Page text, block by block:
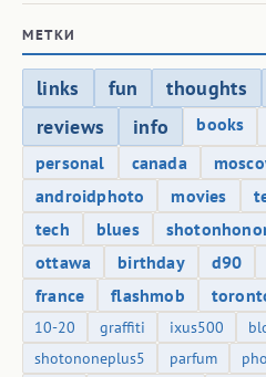
МЕТКИ
links fun thoughts
reviews
info books
personal
canada
androidphoto
movies
tech
blues
ottawa
birthday d90
france
flashmob
10-20
graffiti ixus500
shotononeplus5
parfum